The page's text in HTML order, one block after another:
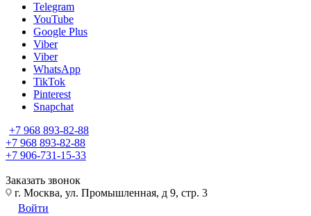
Telegram
YouTube
Google Plus
Viber
Viber
WhatsApp
TikTok
Pinterest
Snapchat
+7 968 893-82-88
+7 968 893-82-88
+7 906-731-15-33
Заказать звонок
г. Москва, ул. Промышленная, д 9, стр. 3
Войти